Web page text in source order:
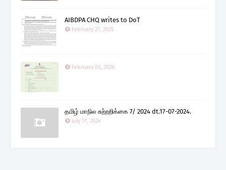
AIBDPA CHQ writes to DoT
February 27, 2025
February 03, 2026
தமிழ் மாநில சுற்றறிக்கை 7/ 2024 dt.17-07-2024.
July 17, 2024